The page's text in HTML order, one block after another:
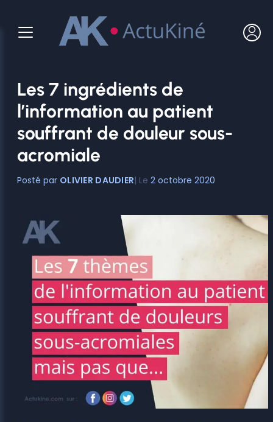
contenu
Les 7 ingrédients de
l’information au patient
souffrant de douleur sous-
acromiale
OLIVIER DAUDIER 2 octobre 2020